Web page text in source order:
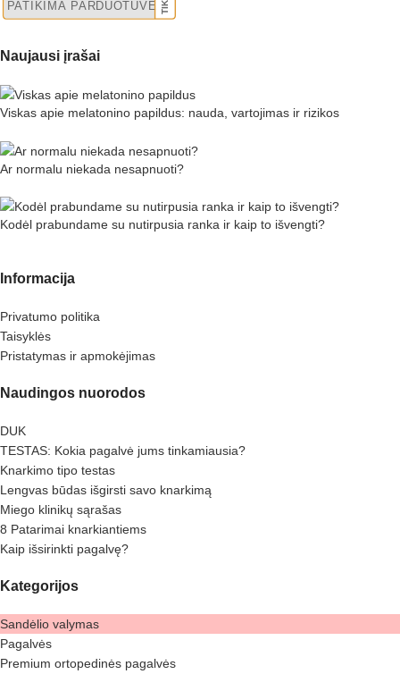
Naujausi įrašai
Viskas apie melatonino papildus: nauda, vartojimas ir rizikos
Ar normalu niekada nesapnuoti?
Kodėl prabundame su nutirpusia ranka ir kaip to išvengti?
Informacija
Privatumo politika
Taisyklės
Pristatymas ir apmokėjimas
Naudingos nuorodos
DUK
TESTAS: Kokia pagalvė jums tinkamiausia?
Knarkimo tipo testas
Lengvas būdas išgirsti savo knarkimą
Miego klinikų sąrašas
8 Patarimai knarkiantiems
Kaip išsirinkti pagalvę?
Kategorijos
Sandėlio valymas
Pagalvės
Premium ortopedinės pagalvės